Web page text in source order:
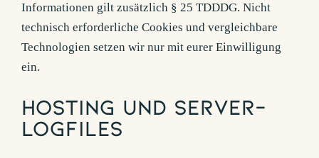
Informationen gilt zusätzlich § 25 TDDDG. Nicht
technisch erforderliche Cookies und vergleichbare
Technologien setzen wir nur mit eurer Einwilligung
ein.
Hosting und Server-
Logfiles